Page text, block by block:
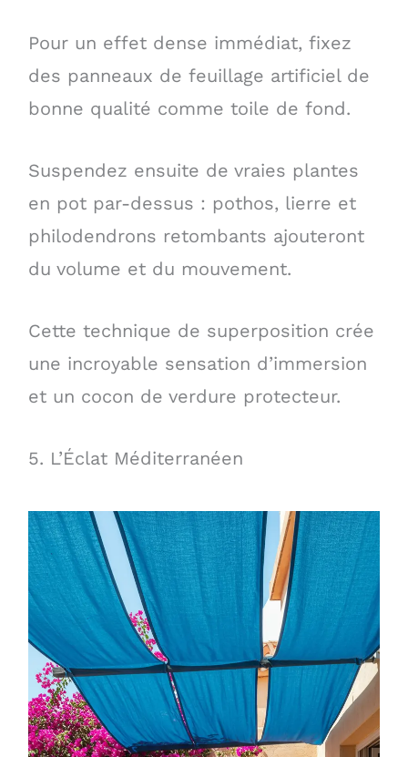
Pour un effet dense immédiat, fixez
des panneaux de feuillage artificiel de
bonne qualité comme toile de fond.
Suspendez ensuite de vraies plantes
en pot par-dessus : pothos, lierre et
philodendrons retombants ajouteront
du volume et du mouvement.
Cette technique de superposition crée
une incroyable sensation d’immersion
et un cocon de verdure protecteur.
5. L’Éclat Méditerranéen